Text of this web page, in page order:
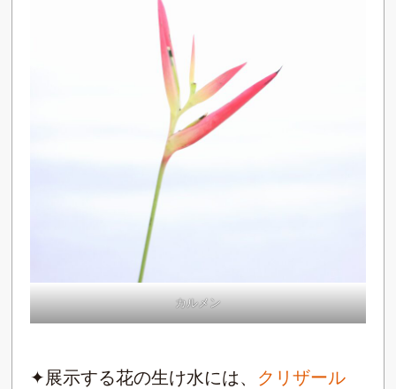
カルメン
✦展示する花の生け水には、 クリザール